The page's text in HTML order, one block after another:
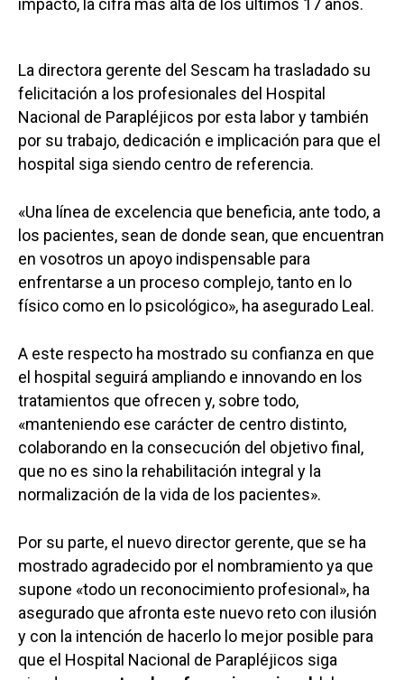
impacto, la cifra más alta de los últimos 17 años.
La directora gerente del Sescam ha trasladado su
felicitación a los profesionales del Hospital
Nacional de Parapléjicos por esta labor y también
por su trabajo, dedicación e implicación para que el
hospital siga siendo centro de referencia.
«Una línea de excelencia que beneficia, ante todo, a
los pacientes, sean de donde sean, que encuentran
en vosotros un apoyo indispensable para
enfrentarse a un proceso complejo, tanto en lo
físico como en lo psicológico», ha asegurado Leal.
A este respecto ha mostrado su confianza en que
el hospital seguirá ampliando e innovando en los
tratamientos que ofrecen y, sobre todo,
«manteniendo ese carácter de centro distinto,
colaborando en la consecución del objetivo final,
que no es sino la rehabilitación integral y la
normalización de la vida de los pacientes».
Por su parte, el nuevo director gerente, que se ha
mostrado agradecido por el nombramiento ya que
supone «todo un reconocimiento profesional», ha
asegurado que afronta este nuevo reto con ilusión
y con la intención de hacerlo lo mejor posible para
que el Hospital Nacional de Parapléjicos siga